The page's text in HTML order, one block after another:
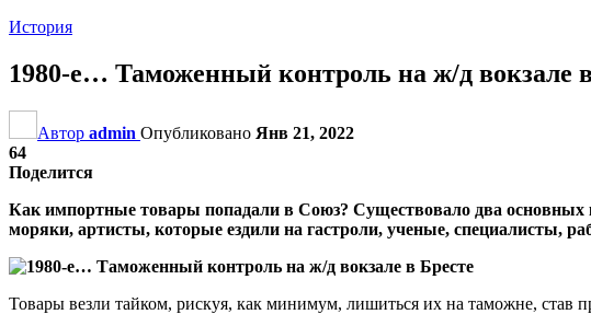
История
1980-е… Таможенный контроль на ж/д вокзале
Автор admin Опубликовано Янв 21, 2022
64
Поделится
Как импортные товары попадали в Союз? Существовало два
моряки, артисты, которые ездили на гастроли, ученые, специалисты,
Товары везли тайком, рискуя, как минимум, лишиться их на таможне, став